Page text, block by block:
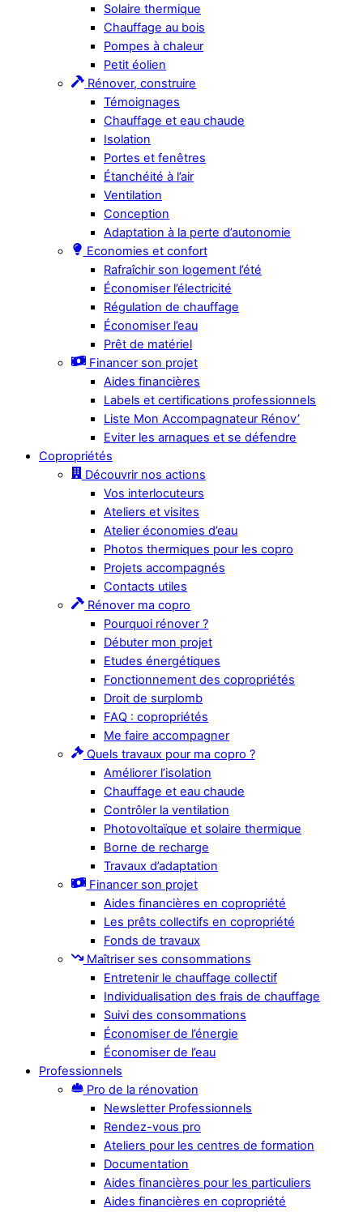
Solaire thermique
Chauffage au bois
Pompes à chaleur
Petit éolien
Rénover, construire
Témoignages
Chauffage et eau chaude
Isolation
Portes et fenêtres
Étanchéité à l’air
Ventilation
Conception
Adaptation à la perte d’autonomie
Economies et confort
Rafraîchir son logement l’été
Économiser l’électricité
Régulation de chauffage
Économiser l’eau
Prêt de matériel
Financer son projet
Aides financières
Labels et certifications professionnels
Liste Mon Accompagnateur Rénov’
Eviter les arnaques et se défendre
Copropriétés
Découvrir nos actions
Vos interlocuteurs
Ateliers et visites
Atelier économies d’eau
Photos thermiques pour les copro
Projets accompagnés
Contacts utiles
Rénover ma copro
Pourquoi rénover ?
Débuter mon projet
Etudes énergétiques
Fonctionnement des copropriétés
Droit de surplomb
FAQ : copropriétés
Me faire accompagner
Quels travaux pour ma copro ?
Améliorer l’isolation
Chauffage et eau chaude
Contrôler la ventilation
Photovoltaïque et solaire thermique
Borne de recharge
Travaux d’adaptation
Financer son projet
Aides financières en copropriété
Les prêts collectifs en copropriété
Fonds de travaux
Maîtriser ses consommations
Entretenir le chauffage collectif
Individualisation des frais de chauffage
Suivi des consommations
Économiser de l’énergie
Économiser de l’eau
Professionnels
Pro de la rénovation
Newsletter Professionnels
Rendez-vous pro
Ateliers pour les centres de formation
Documentation
Aides financières pour les particuliers
Aides financières en copropriété